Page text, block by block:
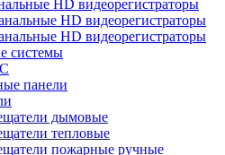
HD видеорегистраторы
HD видеорегистраторы
HD видеорегистраторы
системы
панели
дымовые
тепловые
пожарные ручные